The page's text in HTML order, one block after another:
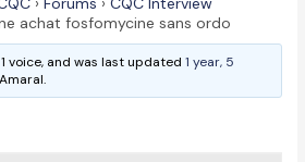
achat fosfomycine sans ordo
voice, and was last updated1 year, 5